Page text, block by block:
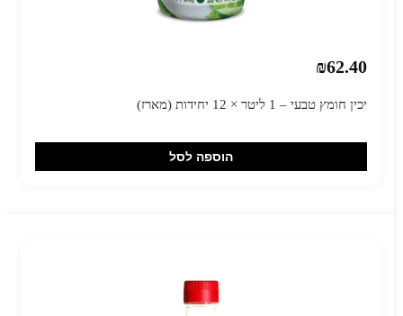
₪62.40
יכין חומץ טבעי – 1 ליטר × 12 יחידות (מארז)
הוספה לסל